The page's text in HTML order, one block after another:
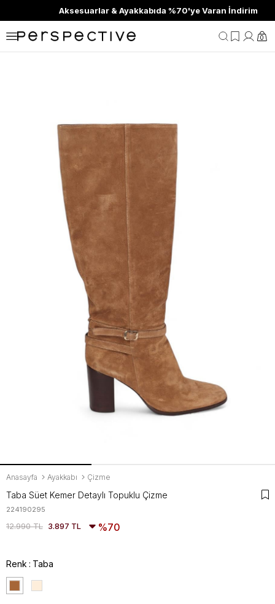
Aksesuarlar & Ayakkabıda %70'ye Varan İndirim
0
Anasayfa Ayakkabı Çizme
Taba Süet Kemer Detaylı Topuklu Çizme
224190295
12.990 TL 3.897 TL 70
Renk Taba